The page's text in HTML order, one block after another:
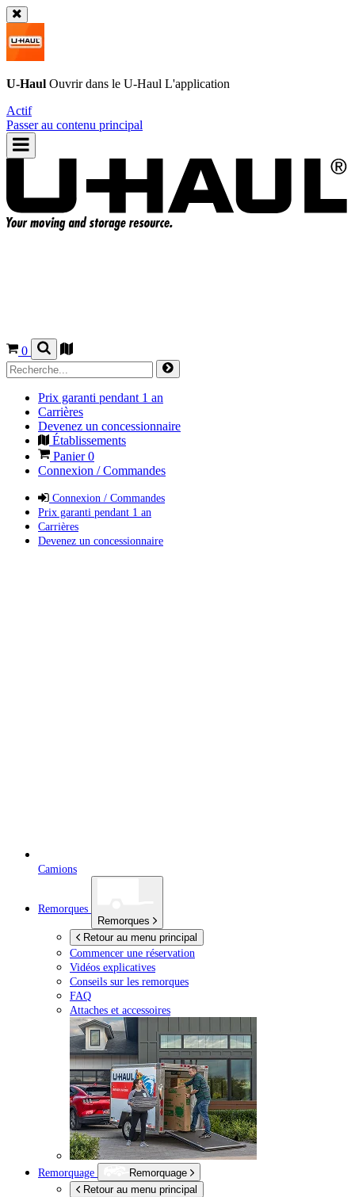
U-Haul Ouvrir dans le U-Haul L'application
Actif
Passer au contenu principal
0
Prix garanti pendant 1 an
Carrières
Devenez un concessionnaire
Établissements
Panier0
Connexion / Commandes
Connexion / Commandes
Prix garanti pendant 1 an
Carrières
Devenez un concessionnaire
Camions
Remorques
Remorques
Retour au menu principal
Commencer une réservation
Vidéos explicatives
Conseils sur les remorques
FAQ
Attaches et accessoires
Remorquage
Remorquage
Retour au menu principal